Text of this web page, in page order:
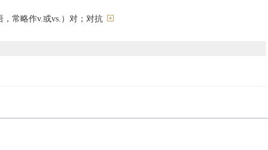
常略作v.或vs.）对；对抗
3